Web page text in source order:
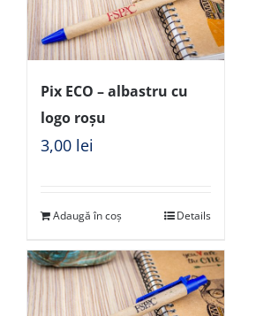
Pix ECO – albastru cu
logo roșu
3,00 lei
Adaugă în coș Details